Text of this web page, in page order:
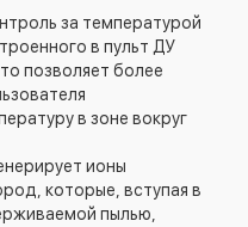
за температурой
в пульт ДУ
позволяет более
в зоне вокруг
ионы
которые, вступая в
пылью,